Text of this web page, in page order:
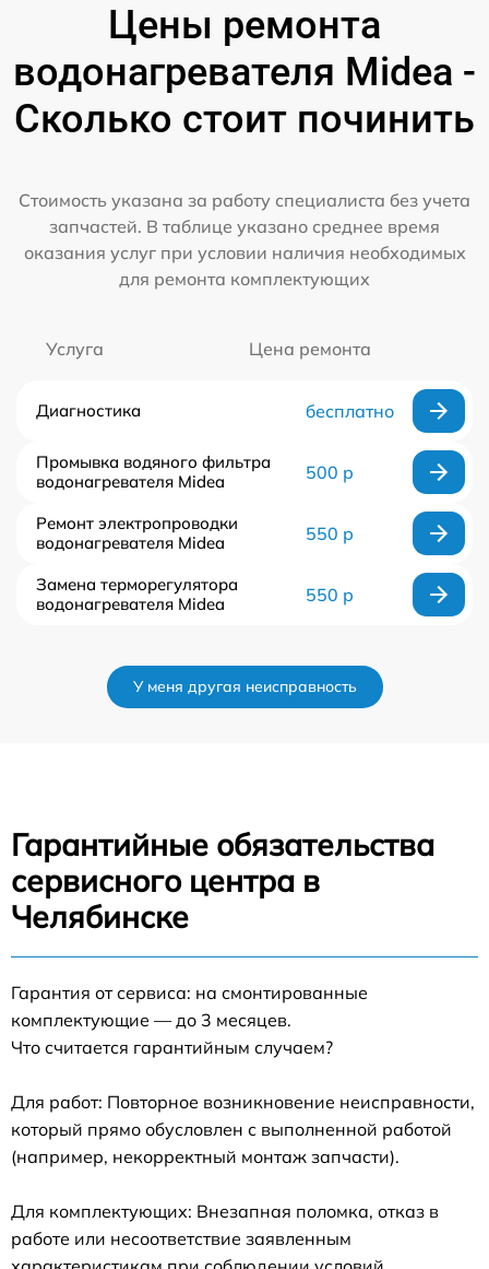
Цены ремонта
водонагревателя Midea -
Сколько стоит починить
Стоимость указана за работу специалиста без учета
запчастей. В таблице указано среднее время
оказания услуг при условии наличия необходимых
для ремонта комплектующих
Услуга Цена ремонта
Диагностика бесплатно
Промывка водяного фильтра
водонагревателя Midea
500 р
Ремонт электропроводки
водонагревателя Midea
550 р
Замена терморегулятора
водонагревателя Midea
550 р
У меня другая неисправность
Гарантийные обязательства
сервисного центра в
Челябинске
Гарантия от сервиса: на смонтированные
комплектующие — до 3 месяцев.
Что считается гарантийным случаем?
Для работ: Повторное возникновение неисправности,
который прямо обусловлен с выполненной работой
(например, некорректный монтаж запчасти).
Для комплектующих: Внезапная поломка, отказ в
работе или несоответствие заявленным